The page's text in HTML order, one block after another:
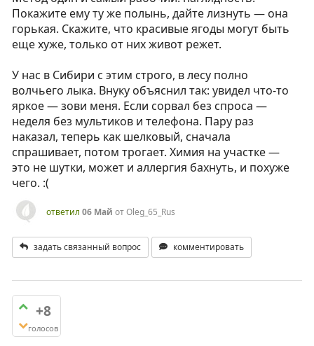
Покажите ему ту же полынь, дайте лизнуть — она
горькая. Скажите, что красивые ягоды могут быть
еще хуже, только от них живот режет.
У нас в Сибири с этим строго, в лесу полно
волчьего лыка. Внуку объяснил так: увидел что-то
яркое — зови меня. Если сорвал без спроса —
неделя без мультиков и телефона. Пару раз
наказал, теперь как шелковый, сначала
спрашивает, потом трогает. Химия на участке —
это не шутки, может и аллергия бахнуть, и похуже
чего. :(
ответил 06 Май отOleg_65_Rus
задать связанный вопрос комментировать
+8
голосов